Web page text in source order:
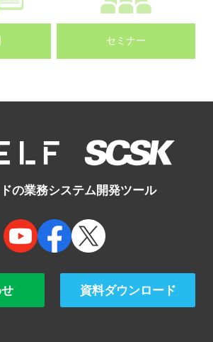
セミナー
の業務システム開発ツール
資料ダウンロード